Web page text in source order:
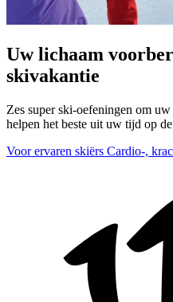
Uw lichaam
skivakantie
Zes super ski-oefeningen om
helpen het beste uit uw tijd op
Voor ervaren skiërs Cardio-,